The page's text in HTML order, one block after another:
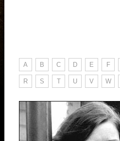
A B C D E F
R S T U V W